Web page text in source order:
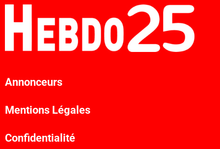
Annonceurs
Mentions Légales
Confidentialité